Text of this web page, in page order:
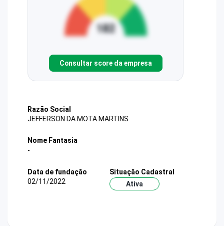
Consultar score da empresa
Razão Social
JEFFERSON DA MOTA MARTINS
Nome Fantasia
-
Data de fundação
02/11/2022
Situação Cadastral
Ativa